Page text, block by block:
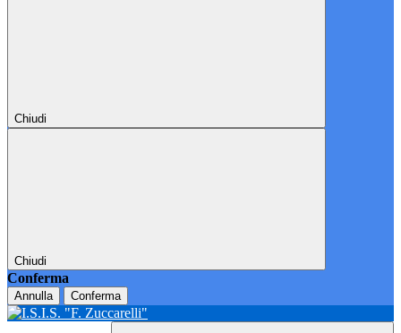
Chiudi
Chiudi
Conferma
Annulla Conferma